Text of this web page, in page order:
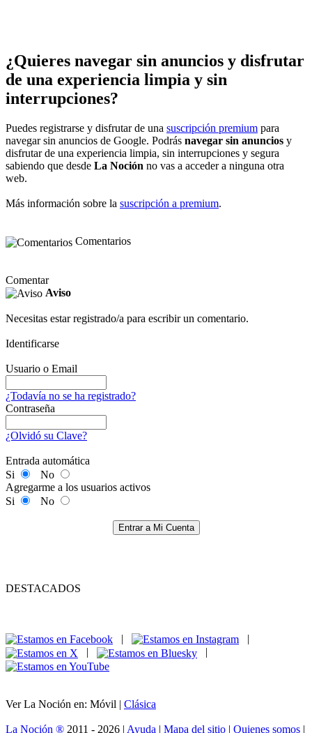
¿Quieres navegar sin anuncios y disfrutar
de una experiencia limpia y sin
interrupciones?
Puedes registrarse y disfrutar de una suscripción premium para
navegar sin anuncios de Google. Podrás navegar sin anuncios y
disfrutar de una experiencia limpia, sin interrupciones y segura
sabiendo que desde La Noción no vas a acceder a ninguna otra
web.
Más información sobre la suscripción a premium.
Comentarios
Comentar
Aviso
Necesitas estar registrado/a para escribir un comentario.
Identificarse
Usuario o Email
¿Todavía no se ha registrado?
Contraseña
¿Olvidó su Clave?
Entrada automática
Si
No
Agregarme a los usuarios activos
Si
No
Entrar a Mi Cuenta
DESTACADOS
|
|
|
|
Ver La Noción en: Móvil | Clásica
La Noción ® 2011 - 2026 | Ayuda | Mapa del sitio | Quienes somos |